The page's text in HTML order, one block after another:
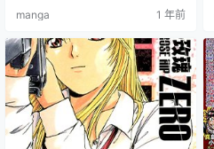
manga 1 年前